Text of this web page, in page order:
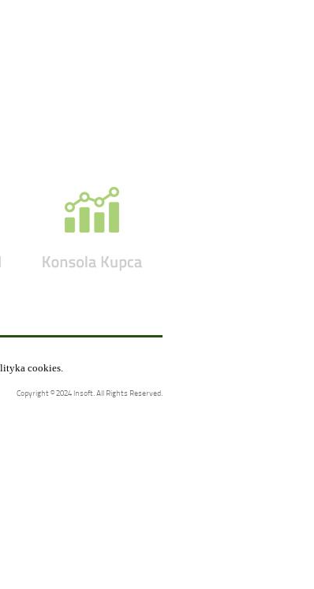
cookies.
Copyright © 2024 Insoft. All Rights Reserved.